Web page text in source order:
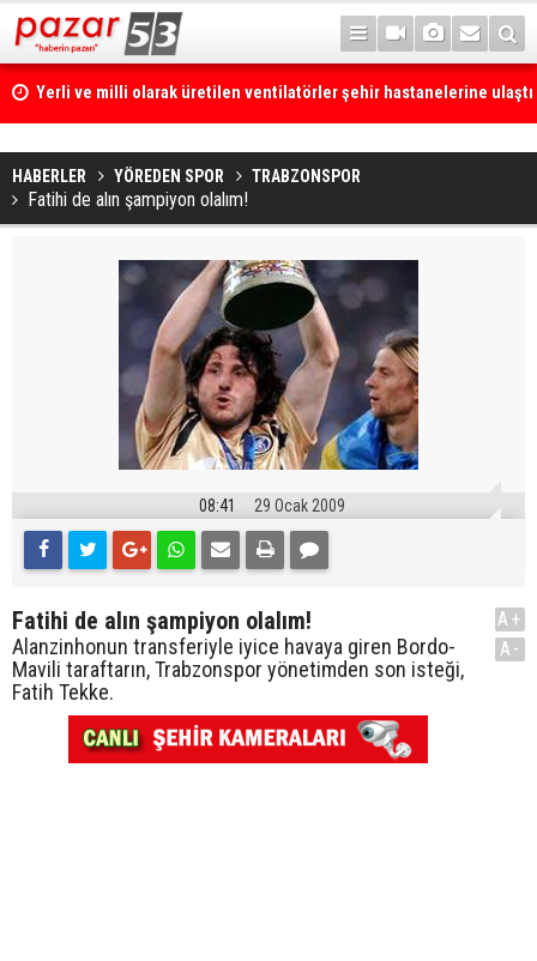
Yerli ve milli olarak üretilen ventilatörler şehir hastanelerine ulaştı
HABERLER YÖREDEN SPOR TRABZONSPOR
Fatihi de alın şampiyon olalım!
08:41 29 Ocak 2009
Fatihi de alın şampiyon olalım!
Alanzinhonun transferiyle iyice havaya giren Bordo-
Mavili taraftarın, Trabzonspor yönetimden son isteği,
Fatih Tekke.
A+
A-